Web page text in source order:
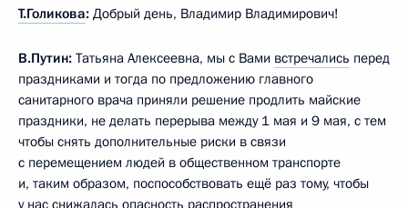
Т.Голикова: Добрый день, Владимир Владимирович!
В.Путин: Татьяна Алексеевна, мы с Вами встречались перед
праздниками и тогда по предложению главного
санитарного врача приняли решение продлить майские
праздники, не делать перерыва между 1 мая и 9 мая, с тем
чтобы снять дополнительные риски в связи
с перемещением людей в общественном транспорте
и, таким образом, поспособствовать ещё раз тому, чтобы